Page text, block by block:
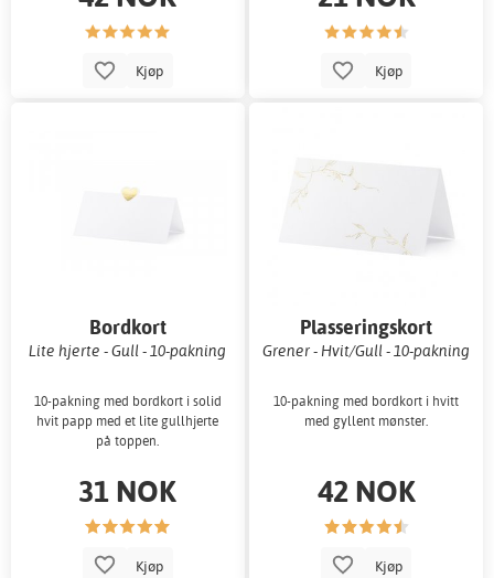
Kjøp Kjøp
Bordkort
Lite hjerte - Gull - 10-pakning
10-pakning med bordkort i solid
hvit papp med et lite gullhjerte
på toppen.
31 NOK
Kjøp
Plasseringskort
Grener - Hvit/Gull - 10-pakning
10-pakning med bordkort i hvitt
med gyllent mønster.
42 NOK
Kjøp